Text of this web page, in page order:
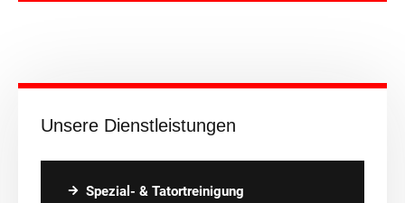
Unsere Dienstleistungen
Spezial- & Tatortreinigung